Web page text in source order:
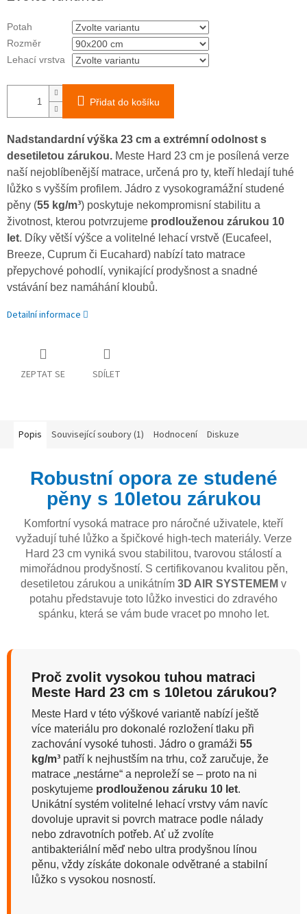
Potah
Rozměr
Lehací vrstva
Přidat do košíku
Nadstandardní výška 23 cm a extrémní odolnost s
desetiletou zárukou. Meste Hard 23 cm je posílená verze
naší nejoblíbenější matrace, určená pro ty, kteří hledají tuhé
lůžko s vyšším profilem. Jádro z vysokogramážní studené
pěny (55 kg/m³) poskytuje nekompromisní stabilitu a
životnost, kterou potvrzujeme prodlouženou zárukou 10
let. Díky větší výšce a volitelné lehací vrstvě (Eucafeel,
Breeze, Cuprum či Eucahard) nabízí tato matrace
přepychové pohodlí, vynikající prodyšnost a snadné
vstávání bez namáhání kloubů.
Detailní informace
ZEPTAT SE SDÍLET
Popis Související soubory (1) Hodnocení Diskuze
Robustní opora ze studené
pěny s 10letou zárukou
Komfortní vysoká matrace pro náročné uživatele, kteří
vyžadují tuhé lůžko a špičkové high-tech materiály. Verze
Hard 23 cm vyniká svou stabilitou, tvarovou stálostí a
mimořádnou prodyšností. S certifikovanou kvalitou pěn,
desetiletou zárukou a unikátním 3D AIR SYSTEMEM v
potahu představuje toto lůžko investici do zdravého
spánku, která se vám bude vracet po mnoho let.
Proč zvolit vysokou tuhou matraci
Meste Hard 23 cm s 10letou zárukou?
Meste Hard v této výškové variantě nabízí ještě
více materiálu pro dokonalé rozložení tlaku při
zachování vysoké tuhosti. Jádro o gramáži 55
kg/m³ patří k nejhustším na trhu, což zaručuje, že
matrace „nestárne“ a neproleží se – proto na ni
poskytujeme prodlouženou záruku 10 let.
Unikátní systém volitelné lehací vrstvy vám navíc
dovoluje upravit si povrch matrace podle nálady
nebo zdravotních potřeb. Ať už zvolíte
antibakteriální měď nebo ultra prodyšnou línou
pěnu, vždy získáte dokonale odvětrané a stabilní
lůžko s vysokou nosností.